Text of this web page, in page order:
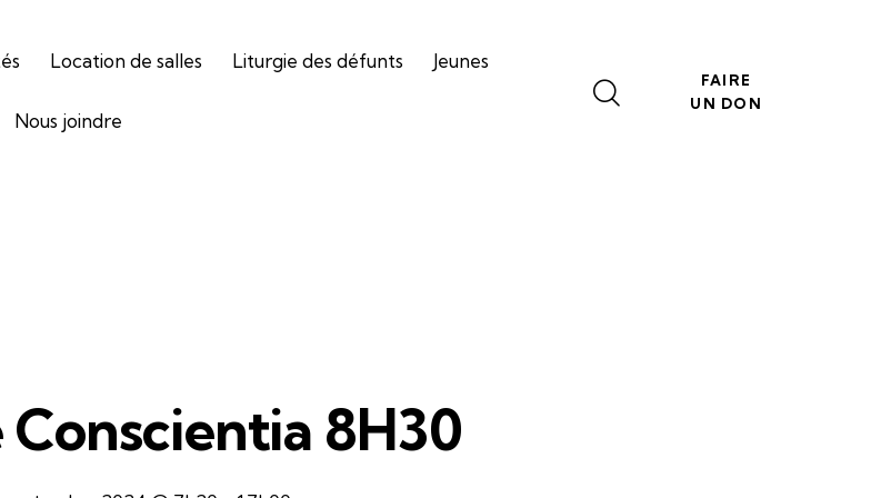
Location de salles Liturgie des défunts Jeunes
Nous joindre
FAIRE
UN DON
8H30